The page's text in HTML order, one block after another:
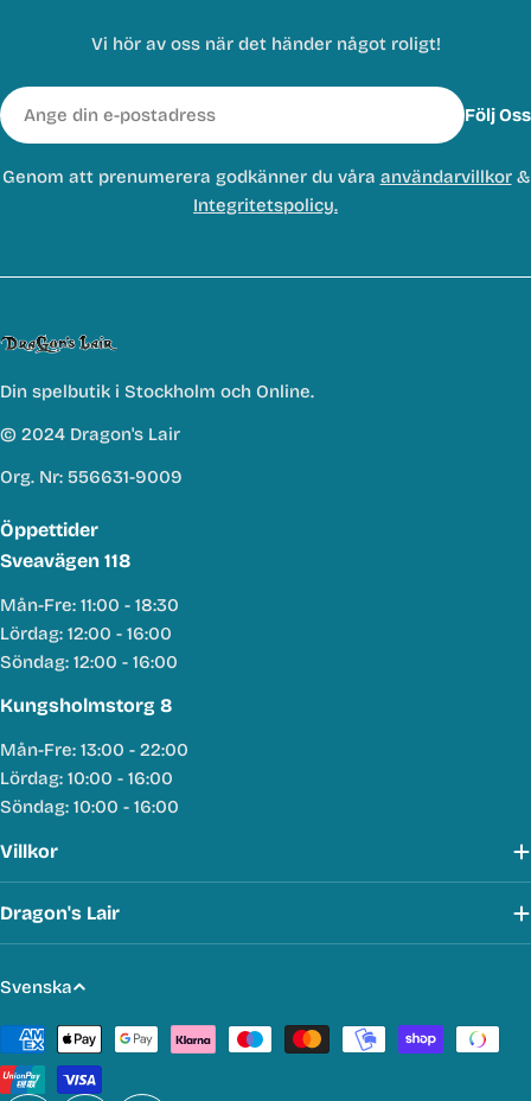
Vi hör av oss när det händer något roligt!
E-
post
Följ Oss
Genom att prenumerera godkänner du våra användarvillkor&
Integritetspolicy.
Din spelbutik i Stockholm och Online.
© 2024 Dragon's Lair
Org. Nr: 556631-9009
Öppettider
Sveavägen 118
Mån-Fre: 11:00 - 18:30
Lördag: 12:00 - 16:00
Söndag: 12:00 - 16:00
Kungsholmstorg 8
Mån-Fre: 13:00 - 22:00
Lördag: 10:00 - 16:00
Söndag: 10:00 - 16:00
Villkor
Dragon's Lair
S
p
r
å
Svenska
Betalmetoder